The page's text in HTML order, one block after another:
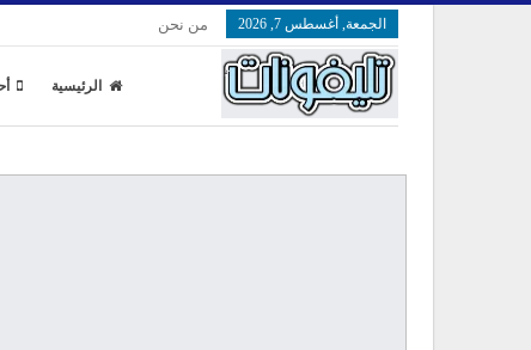
الجمعة, أغسطس 7, 2026 من نحن
الرئيسية